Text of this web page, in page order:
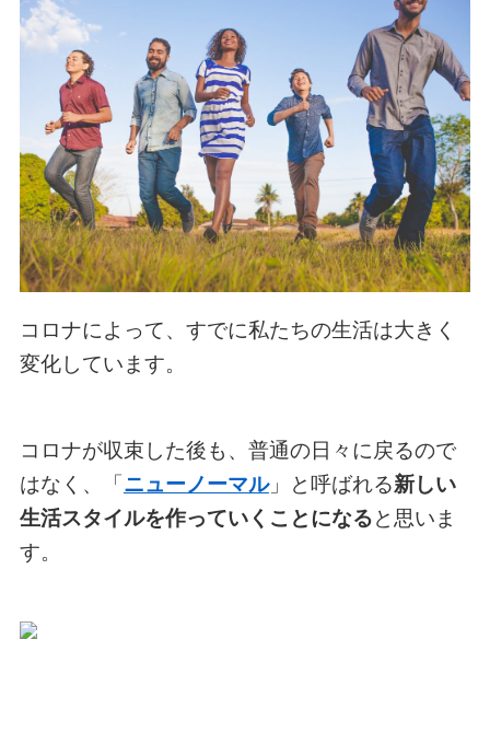
コロナによって、すでに私たちの生活は大きく
変化しています。
コロナが収束した後も、普通の日々に戻るので
はなく、「ニューノーマル」と呼ばれる新しい
生活スタイルを作っていくことになると思いま
す。